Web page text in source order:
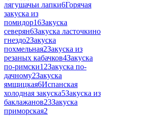
лягушачьи лапки6Горячая
закуска из
помидор16Закуска
северян6Закуска ласточкино
гнездо2Закуска
похмельная2Закуска из
резаных кабачков4Закуска
по-римски12Закуска по-
дачному2Закуска
ямщицкая6Испанская
холодная закуска5Закуска из
баклажанов23Закуска
приморская2